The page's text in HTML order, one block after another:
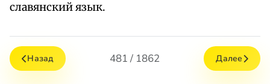
славянский язык.
Назад 481 / 1862 Далее